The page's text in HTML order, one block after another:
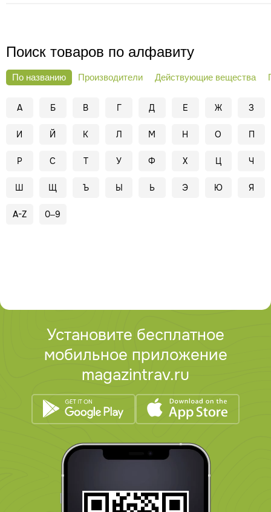
Поиск товаров по алфавиту
По названию Производители Действующие вещества
А Б В Г Д Е Ж З
И Й К Л М Н О П
Р С Т У Ф Х Ц Ч
Ш Щ Ъ Ы Ь Э Ю Я
A-Z 0–9
Установите бесплатное
мобильное приложение
magazintrav.ru